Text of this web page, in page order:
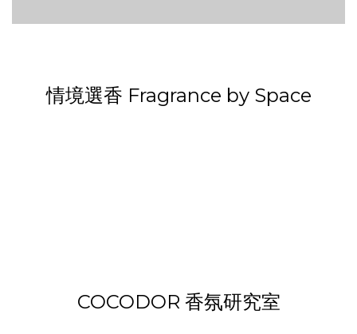
草本綠葉調 Herb
棉花麝香調
情境選香 Fragrance by Space
COCODOR 香氛研究室